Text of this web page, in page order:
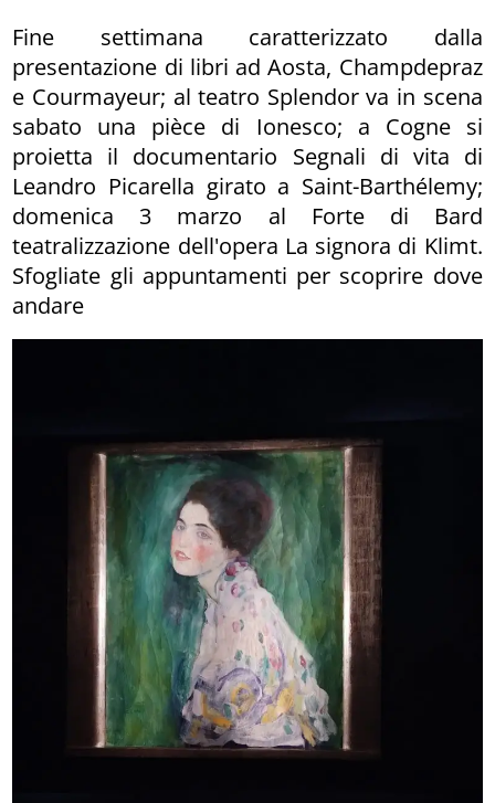
Fine settimana caratterizzato dalla
presentazione di libri ad Aosta, Champdepraz
e Courmayeur; al teatro Splendor va in scena
sabato una pièce di Ionesco; a Cogne si
proietta il documentario Segnali di vita di
Leandro Picarella girato a Saint-Barthélemy;
domenica 3 marzo al Forte di Bard
teatralizzazione dell'opera La signora di Klimt.
Sfogliate gli appuntamenti per scoprire dove
andare